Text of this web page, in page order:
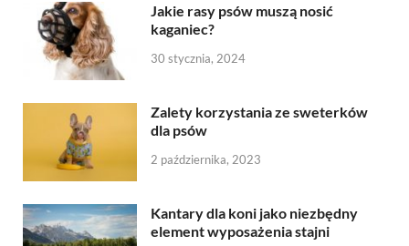
Jakie rasy psów muszą nosić
kaganiec?
30 stycznia, 2024
Zalety korzystania ze sweterków
dla psów
2 października, 2023
Kantary dla koni jako niezbędny
element wyposażenia stajni